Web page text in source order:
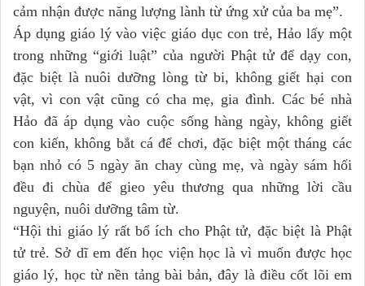
cảm nhận được năng lượng lành từ ứng xử của ba mẹ”.
Áp dụng giáo lý vào việc giáo dục con trẻ, Hảo lấy một
trong những “giới luật” của người Phật tử để dạy con,
đặc biệt là nuôi dưỡng lòng từ bi, không giết hại con
vật, vì con vật cũng có cha mẹ, gia đình. Các bé nhà
Hảo đã áp dụng vào cuộc sống hàng ngày, không giết
con kiến, không bắt cá để chơi, đặc biệt một tháng các
bạn nhỏ có 5 ngày ăn chay cùng mẹ, và ngày sám hối
đều đi chùa để gieo yêu thương qua những lời cầu
nguyện, nuôi dưỡng tâm từ.
“Hội thi giáo lý rất bổ ích cho Phật tử, đặc biệt là Phật
tử trẻ. Sở dĩ em đến học viện học là vì muốn được học
giáo lý, học từ nền tảng bài bản, đây là điều cốt lõi em